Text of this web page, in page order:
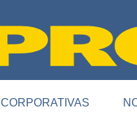
CORPORATIVAS